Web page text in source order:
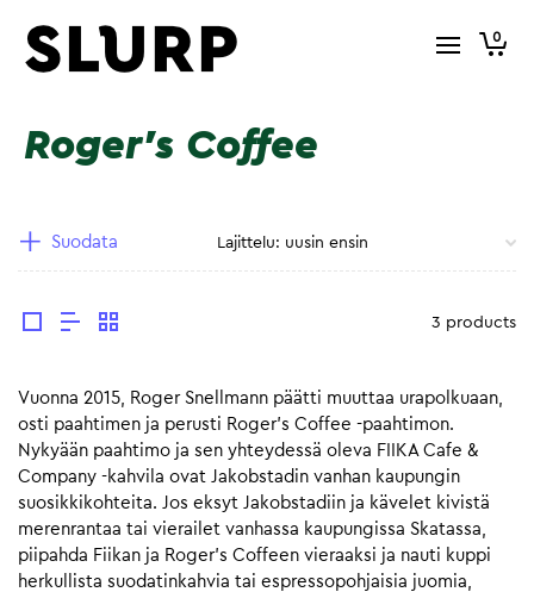
0
Roger's Coffee
Suodata
3 products
Vuonna 2015, Roger Snellmann päätti muuttaa urapolkuaan,
osti paahtimen ja perusti Roger’s Coffee -paahtimon.
Nykyään paahtimo ja sen yhteydessä oleva FIIKA Cafe &
Company -kahvila ovat Jakobstadin vanhan kaupungin
suosikkikohteita. Jos eksyt Jakobstadiin ja kävelet kivistä
merenrantaa tai vierailet vanhassa kaupungissa Skatassa,
piipahda Fiikan ja Roger’s Coffeen vieraaksi ja nauti kuppi
herkullista suodatinkahvia tai espressopohjaisia juomia,